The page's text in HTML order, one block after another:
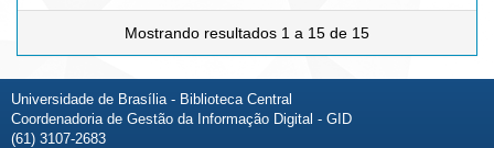
Mostrando resultados 1 a 15 de 15
Universidade de Brasília - Biblioteca Central
Coordenadoria de Gestão da Informação Digital - GID
(61) 3107-2683